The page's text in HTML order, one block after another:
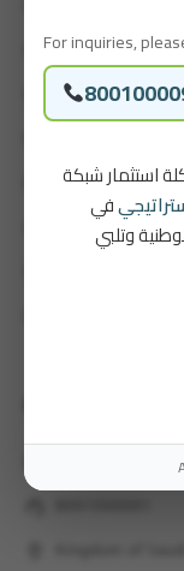
Careers
Our Packages
Brochure
Contact Us
For inquiries,
استثمار شبكة
في
وتلبي